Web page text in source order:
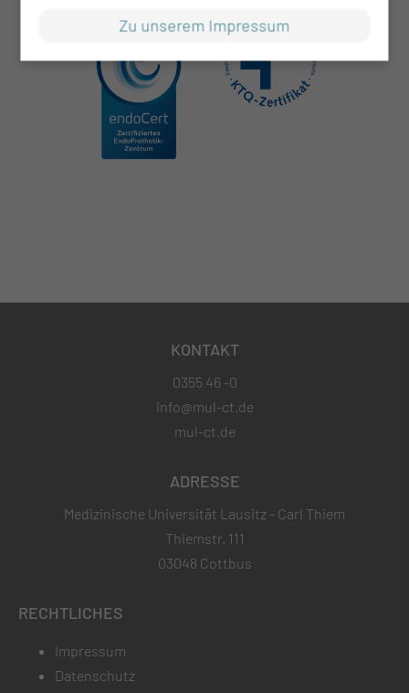
KONTAKT
0355 46 -0
info@mul-ct.de
mul-ct.de
ADRESSE
Medizinische Universität Lausitz - Carl Thiem
Thiemstr. 111
03048 Cottbus
RECHTLICHES
Impressum
Datenschutz
Zu unserem Impressum